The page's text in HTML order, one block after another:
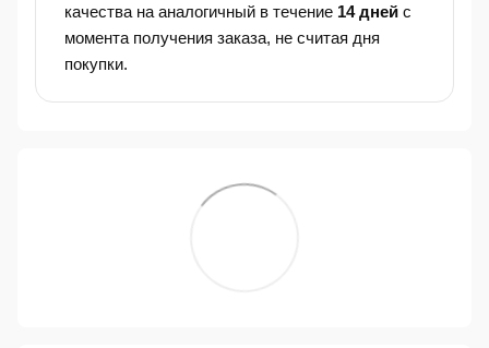
качества на аналогичный в течение 14 дней с
момента получения заказа, не считая дня
покупки.